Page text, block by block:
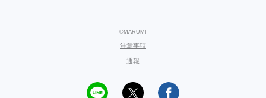
©MARUMI
注意事項
通報